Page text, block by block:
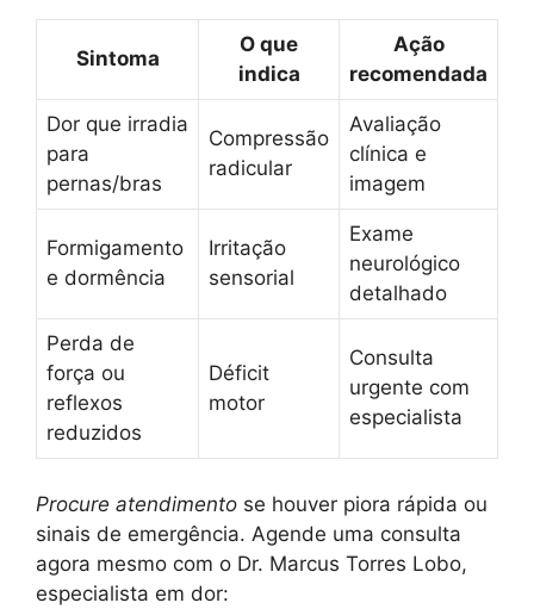
Sintoma
O que
indica
Ação
recomendada
Dor que irradia
para
pernas/bras
Compressão
radicular
Avaliação
clínica e
imagem
Formigamento
e dormência
Irritação
sensorial
Exame
neurológico
detalhado
Perda de
força ou
reflexos
reduzidos
Déficit
motor
Consulta
urgente com
especialista
Procure atendimento se houver piora rápida ou
sinais de emergência. Agende uma consulta
agora mesmo com o Dr. Marcus Torres Lobo,
especialista em dor: